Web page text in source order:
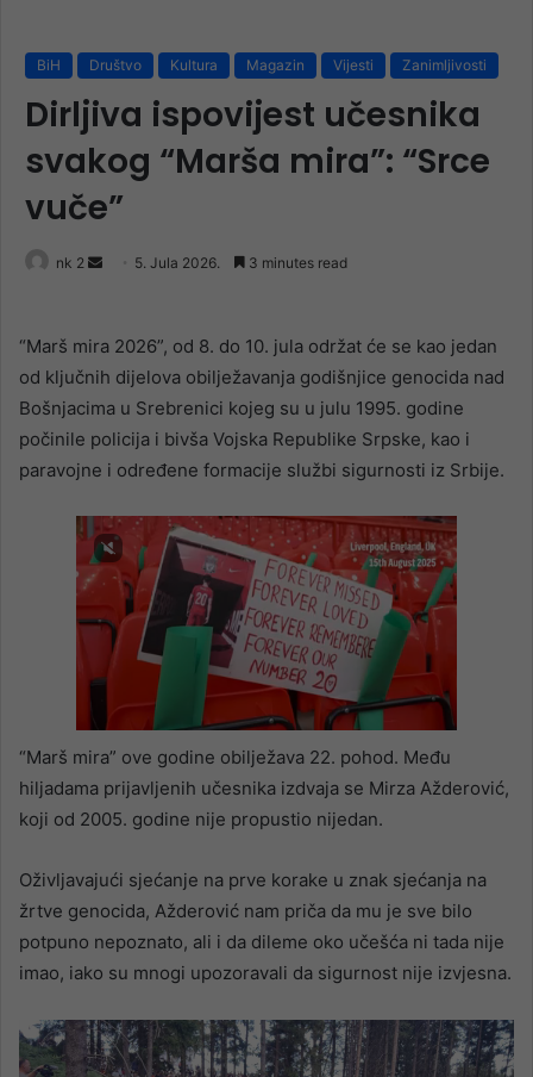
BiH Društvo Kultura Magazin Vijesti Zanimljivosti
Dirljiva ispovijest učesnika
svakog “Marša mira”: “Srce
vuče”
nk 2
Send 5. Jula 2026. 3 minutes read
“Marš mira 2026”, od 8. do 10. jula održat će se kao jedan
od ključnih dijelova obilježavanja godišnjice genocida nad
Bošnjacima u Srebrenici kojeg su u julu 1995. godine
počinile policija i bivša Vojska Republike Srpske, kao i
paravojne i određene formacije službi sigurnosti iz Srbije.
“Marš mira” ove godine obilježava 22. pohod. Među
hiljadama prijavljenih učesnika izdvaja se Mirza Ažderović,
koji od 2005. godine nije propustio nijedan.
Oživljavajući sjećanje na prve korake u znak sjećanja na
žrtve genocida, Ažderović nam priča da mu je sve bilo
potpuno nepoznato, ali i da dileme oko učešća ni tada nije
imao, iako su mnogi upozoravali da sigurnost nije izvjesna.